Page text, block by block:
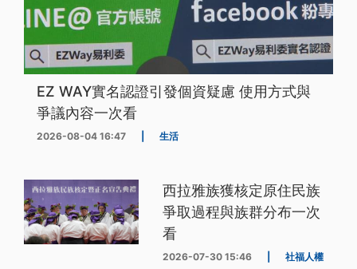
EZ WAY實名認證引發個資疑慮 使用方式與
爭議內容一次看
2026-08-04 16:47 生活
西拉雅族獲核定原住民族
爭取過程與族群分布一次
看
2026-07-30 15:46 社福人權